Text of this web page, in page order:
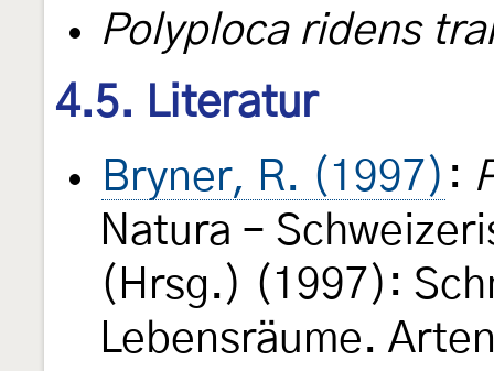
Polyploca ridens
4.5. Literatur
Bryner, R. (1997) :
Natura –
(Hrsg.) (1997):
Lebensräume.